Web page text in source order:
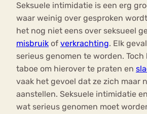
Seksuele intimidatie is een erg
waar weinig over gesproken
het nog niet eens over seksueel
misbruik of verkrachting. Elk
serieus genomen te worden.
taboe om hierover te praten en
vaak het gevoel dat ze zich maar
aanstellen. Seksuele intimidatie
wat serieus genomen moet